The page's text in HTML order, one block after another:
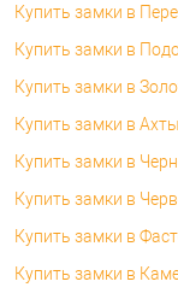
Купить замки в
Купить замки в
Купить замки в
Купить замки в
Купить замки в
Купить замки в
Купить замки в
Купить замки в